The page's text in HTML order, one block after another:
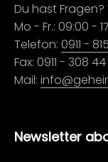
Du hast
Mo - Fr.: 09:00 -
Telefon: 0911 -
Fax: 0911 - 308
Mail:
Newsletter